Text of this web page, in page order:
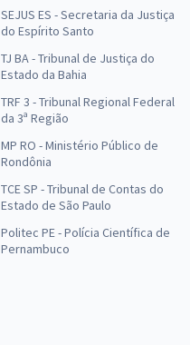
SEJUS ES - Secretaria da Justiça
do Espírito Santo
TJ BA - Tribunal de Justiça do
Estado da Bahia
TRF 3 - Tribunal Regional Federal
da 3ª Região
MP RO - Ministério Público de
Rondônia
TCE SP - Tribunal de Contas do
Estado de São Paulo
Politec PE - Polícia Científica de
Pernambuco